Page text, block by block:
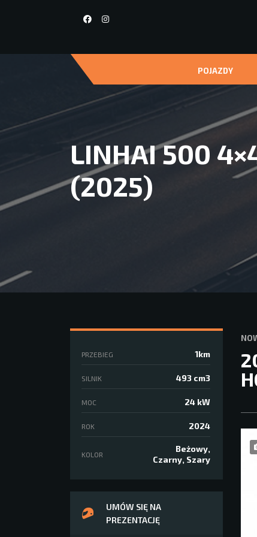
POJAZDY
LINHAI 500
(2025)
PRZEBIEG 1km
SILNIK 493 cm3
MOC 24 kW
ROK 2024
KOLOR
Beżowy,
Czarny, Szary
UMÓW SIĘ NA
PREZENTACJĘ